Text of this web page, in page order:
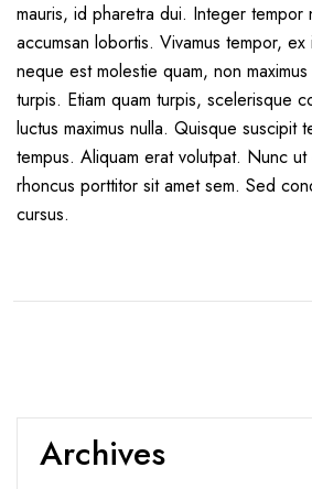
mauris, id pharetra dui. Integer tempor
accumsan lobortis. Vivamus tempor,
neque est molestie quam, non
turpis. Etiam quam turpis, scelerisque
luctus maximus nulla. Quisque suscipit
tempus. Aliquam erat volutpat. Nunc
rhoncus porttitor sit amet sem. Sed
cursus.
Archives